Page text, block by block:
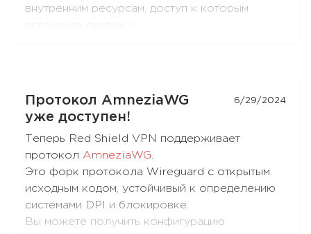
внутренним ресурсам, доступ к которым
Протокол AmneziaWG
уже доступен!
6/29/2024
Теперь Red Shield VPN поддерживает
протокол AmneziaWG.
Это форк протокола Wireguard с открытым
исходным кодом, устойчивый к определению
системами DPI и блокировке.
Вы можете получить конфигурацию